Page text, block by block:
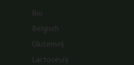
Bio
Belgisch
Glutenvrij
Lactosevrij